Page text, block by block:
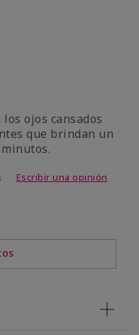
ojos cansados
que brindan un
Escribir una opinión